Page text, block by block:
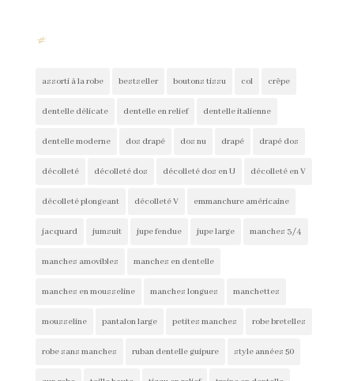
#
assorti à la robe bestseller boutons tissu col crêpe
dentelle délicate dentelle en relief dentelle italienne
dentelle moderne dos drapé dos nu drapé drapé dos
décolleté décolleté dos décolleté dos en U décolleté en V
décolleté plongeant décolleté V emmanchure américaine
jacquard jumsuit jupe fendue jupe large manches 3/4
manches amovibles manches en dentelle
manches en mousseline manches longues manchettes
mousseline pantalon large petites manches robe bretelles
robe sans manches ruban dentelle guipure style années 50